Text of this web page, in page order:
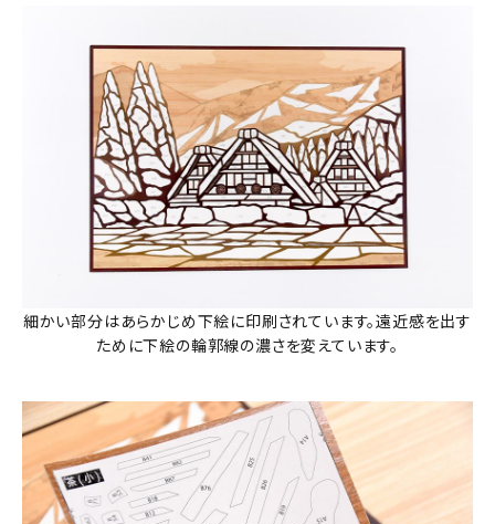
細かい部分はあらかじめ下絵に印刷されています。遠近感を出す
ために下絵の輪郭線の濃さを変えています。